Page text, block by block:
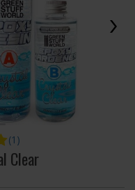
(1)
Clear